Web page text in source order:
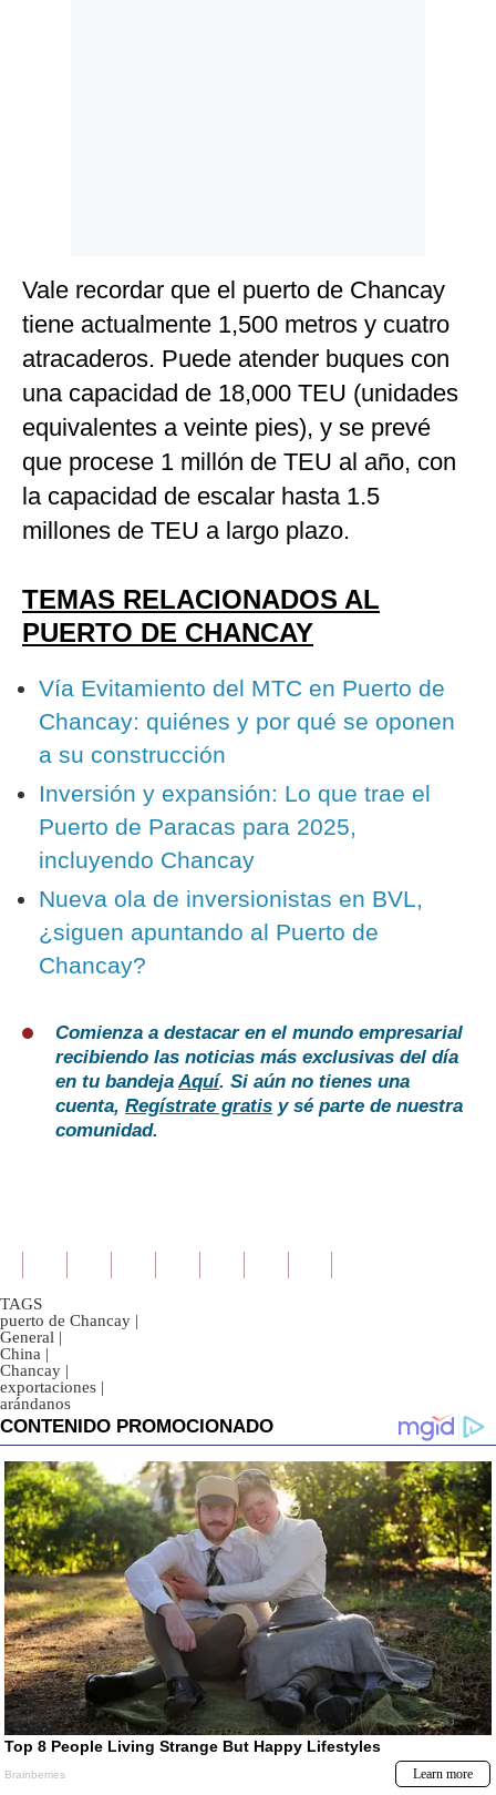
Vale recordar que el puerto de Chancay
tiene actualmente 1,500 metros y cuatro
atracaderos. Puede atender buques con
una capacidad de 18,000 TEU (unidades
equivalentes a veinte pies), y se prevé
que procese 1 millón de TEU al año, con
la capacidad de escalar hasta 1.5
millones de TEU a largo plazo.
TEMAS RELACIONADOS AL
PUERTO DE CHANCAY
Vía Evitamiento del MTC en Puerto de
Chancay: quiénes y por qué se oponen
a su construcción
Inversión y expansión: Lo que trae el
Puerto de Paracas para 2025,
incluyendo Chancay
Nueva ola de inversionistas en BVL,
¿siguen apuntando al Puerto de
Chancay?
Comienza a destacar en el mundo empresarial
recibiendo las noticias más exclusivas del día
en tu bandeja Aquí. Si aún no tienes una
cuenta, Regístrate gratis y sé parte de nuestra
comunidad.
TAGS
puerto de Chancay |
General |
China |
Chancay |
exportaciones |
arándanos